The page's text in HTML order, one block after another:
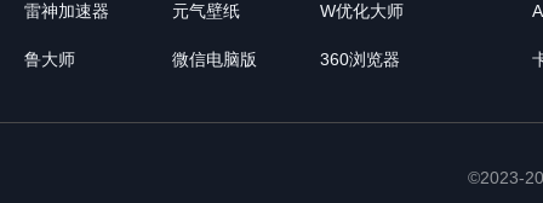
雷神加速器 元气壁纸 W优化大师
鲁大师 微信电脑版 360浏览器
©2023-